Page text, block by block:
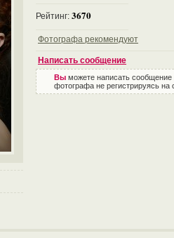
Рейтинг: 3670
Фотографа рекомендуют
Написать сообщение
Вы можете написать сообщение
фотографа не регистрируясь на